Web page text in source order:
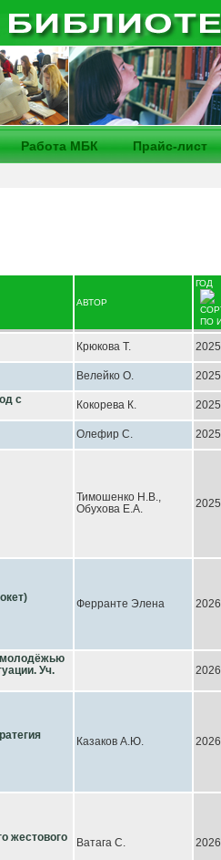
Работа МБК Прайс-лист
АВТОР
ГОД
Крюкова Т. 2025
Велейко О. 2025
с
Кокорева К. 2025
Олефир С. 2025
Тимошенко Н.В.,
Обухова Е.А.
2025
Ферранте Элена 2026
молодёжью
Уч.
2026
Казаков А.Ю. 2026
жестового
Ватага С. 2026